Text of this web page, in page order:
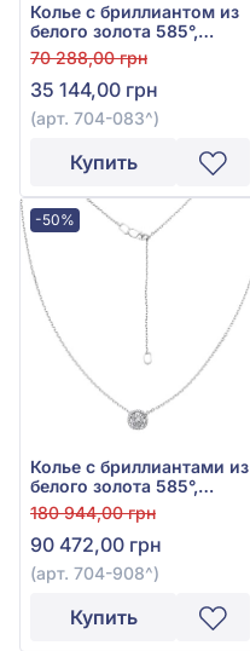
Колье с бриллиантом из
белого золота 585°,
0,075ct, арт. 704-083
70 288,00 грн
35 144,00 грн
(арт. 704-083^)
Купить
-50%
Колье с бриллиантами из
белого золота 585°,
бриллиант 0,22ct, арт.
704-908
180 944,00 грн
90 472,00 грн
(арт. 704-908^)
Купить